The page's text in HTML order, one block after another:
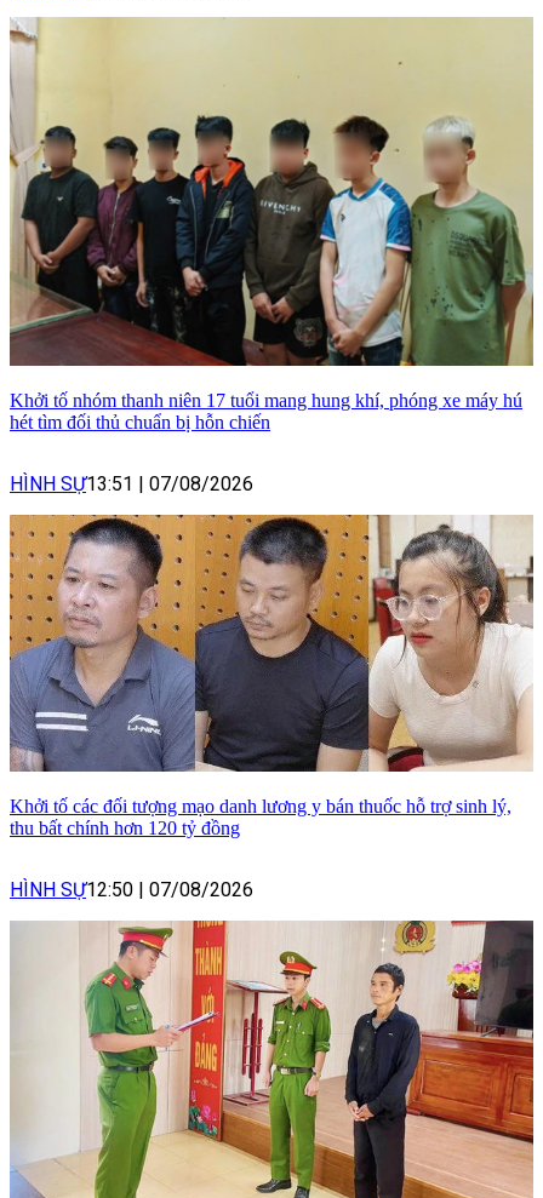
Khởi tố nhóm thanh niên 17 tuổi mang hung khí, phóng xe máy hú
hét tìm đối thủ chuẩn bị hỗn chiến
HÌNH SỰ13:51 | 07/08/2026
Khởi tố các đối tượng mạo danh lương y bán thuốc hỗ trợ sinh lý,
thu bất chính hơn 120 tỷ đồng
HÌNH SỰ12:50 07/08/2026